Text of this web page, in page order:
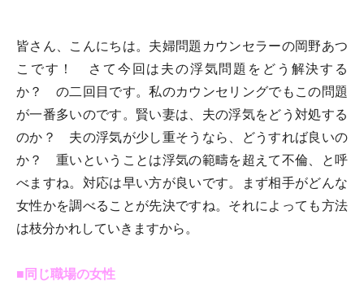
皆さん、こんにちは。夫婦問題カウンセラーの岡野あつ
こです！ さて今回は夫の浮気問題をどう解決する
か？ の二回目です。私のカウンセリングでもこの問題
が一番多いのです。賢い妻は、夫の浮気をどう対処する
のか？ 夫の浮気が少し重そうなら、どうすれば良いの
か？ 重いということは浮気の範疇を超えて不倫、と呼
べますね。対応は早い方が良いです。まず相手がどんな
女性かを調べることが先決ですね。それによっても方法
は枝分かれしていきますから。
■同じ職場の女性